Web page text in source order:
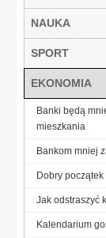
NAUKA
SPORT
EKONOMIA
Banki będą
mieszkania
Bankom mniej
Dobry początek
Jak odstraszyć
Kalendarium